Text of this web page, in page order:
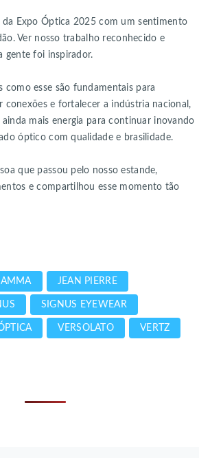
da Expo Óptica 2025 com um sentimento
Ver nosso trabalho reconhecido e
gente foi inspirador.
como esse são fundamentais para
conexões e fortalecer a indústria nacional,
mais energia para continuar inovando
óptico com qualidade e brasilidade.
que passou pelo nosso estande,
e compartilhou esse momento tão
JEAN PIERRE
SIGNUS EYEWEAR
VERSOLATO VERTZ